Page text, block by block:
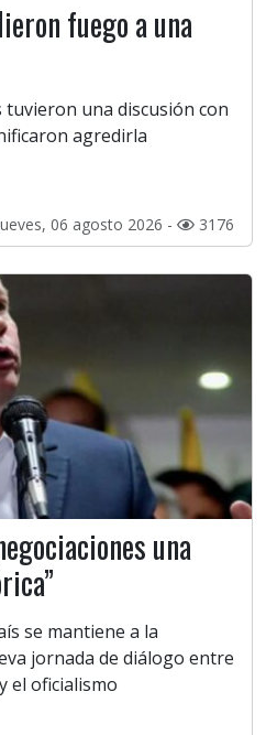
fuego a una
una discusión con
agredirla
06 agosto 2026 - 3176
una
se mantiene a la
jornada de diálogo entre
el oficialismo